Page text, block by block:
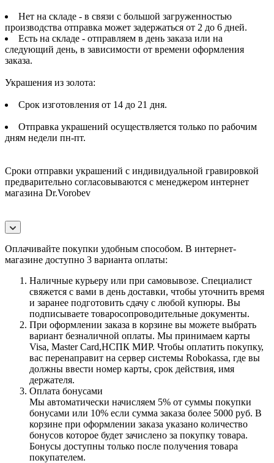
Нет на складе - в связи с большой загруженностью
производства отправка может задержаться от 2 до 6 дней.
Есть на складе - отправляем в день заказа или на
следующий день, в зависимости от времени оформления
заказа.
Украшения из золота:
Срок изготовления от 14 до 21 дня.
Отправка украшений осуществляется только по рабочим
дням недели пн-пт.
Сроки отправки украшений с индивидуальной гравировкой
предварительно согласовываются с менеджером интернет
магазина Dr.Vorobev
Оплачивайте покупки удобным способом. В интернет-
магазине доступно 3 варианта оплаты:
Наличные курьеру или при самовывозе. Специалист
свяжется с вами в день доставки, чтобы уточнить время
и заранее подготовить сдачу с любой купюры. Вы
подписываете товаросопроводительные документы.
При оформлении заказа в корзине вы можете выбрать
вариант безналичной оплаты. Мы принимаем карты
Visa, Master Card,НСПК МИР. Чтобы оплатить покупку,
вас перенаправит на сервер системы Robokassa, где вы
должны ввести номер карты, срок действия, имя
держателя.
Оплата бонусами
Мы автоматически начисляем 5% от суммы покупки
бонусами или 10% если сумма заказа более 5000 руб. В
корзине при оформлении заказа указано количество
бонусов которое будет зачислено за покупку товара.
Бонусы доступны только после получения товара
покупателем.